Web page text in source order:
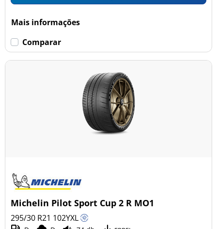
Mais informações
Comparar
Michelin Pilot Sport Cup 2 R MO1
295/30 R21 102YXL